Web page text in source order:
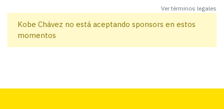
Ver términos legales
Kobe Chávez no está aceptando sponsors en estos
momentos